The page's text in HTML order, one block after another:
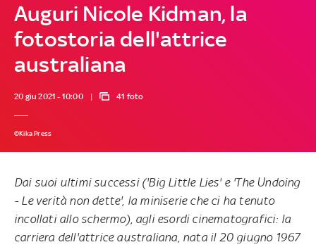
Auguri Nicole Kidman, la
fotostoria dell'attrice
australiana
20 giu 2021 - 10:00 41 foto
©Kika Press
Dai suoi ultimi successi ('Big Little Lies' e 'The Undoing
- Le verità non dette', la miniserie che ci ha tenuto
incollati allo schermo), agli esordi cinematografici: la
carriera dell'attrice australiana, nata il 20 giugno 1967